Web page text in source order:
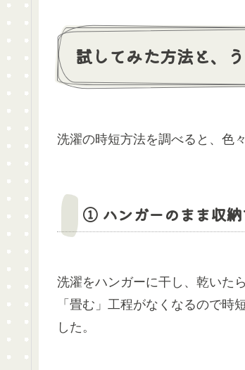
試してみた方法と、
洗濯の時短方法を調べると、色
① ハンガーのまま収
洗濯をハンガーに干し、乾いた
「畳む」工程がなくなるので時
した。